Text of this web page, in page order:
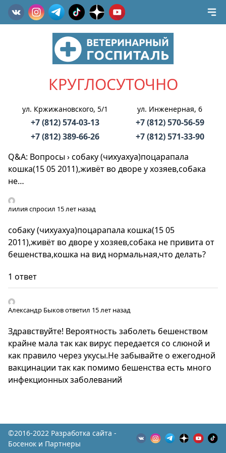
КРУГЛОСУТОЧНО
ул. Кржижановского, 5/1
+7 (812) 574-03-13
+7 (812) 389-66-26
ул. Инженерная, 6
+7 (812) 570-56-59
+7 (812) 571-33-90
Q&A: Вопросы›собаку (чихуахуа)поцарапала
кошка(15 05 2011),живёт во дворе у хозяев,собака
не…
лилияспросил 15 лет назад
собаку (чихуахуа)поцарапала кошка(15 05
2011),живёт во дворе у хозяев,собака не привита от
бешенства,кошка на вид нормальная,что делать?
1 ответ
Александр Быковответил 15 лет назад
Здравствуйте! Вероятность заболеть бешенством
крайне мала так как вирус передается со слюной и
как правило через укусы.Не забывайте о ежегодной
вакцинации так как помимо бешенства есть много
инфекционных заболеваний
©2016-2022 Разработка сайта -
Босенок и Партнеры